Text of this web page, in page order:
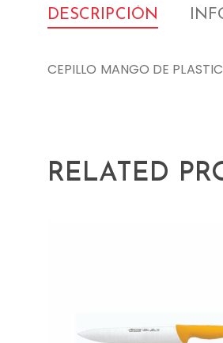
DESCRIPCIÓN
CEPILLO MANGO DE
RELATED